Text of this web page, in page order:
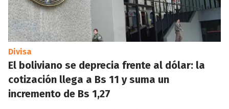
Divisa
El boliviano se deprecia frente al dólar: la
cotización llega a Bs 11 y suma un
incremento de Bs 1,27